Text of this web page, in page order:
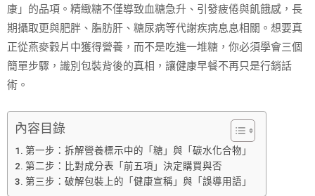
康」的品項。精緻糖不僅導致血糖急升、引發疲倦與飢餓感，長
期攝取更與肥胖、脂肪肝、糖尿病等代謝疾病息息相關。想要真
正從燕麥穀片中獲得營養，而不是吃進一堆糖，你必須學會三個
簡單步驟，識別包裝背後的真相，讓健康早餐不再只是行銷話
術。
內容目錄
第一步：拆解營養標示中的「糖」與「碳水化合物」
第二步：比對成分表「前五項」決定購買與否
第三步：破解包裝上的「健康宣稱」與「誤導用語」